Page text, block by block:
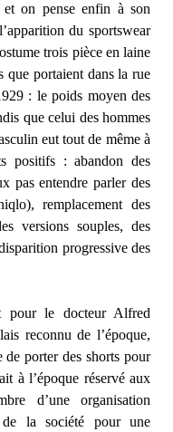
on pense enfin à son
du sportswear
trois pièce en laine
que portaient dans la rue
: le poids moyen des
que celui des hommes
eut tout de même à
positifs : abandon des
pas entendre parler des
remplacement des
versions souples, des
progressive des
pour le docteur Alfred
reconnu de l’époque,
porter des shorts pour
à l’époque réservé aux
d’une organisation
de la société pour une